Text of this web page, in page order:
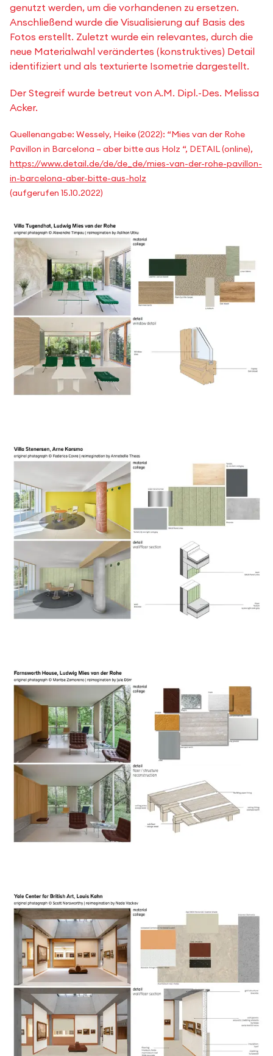
genutzt werden, um die vorhandenen zu ersetzen.
Anschließend wurde die Visualisierung auf Basis des
Fotos erstellt. Zuletzt wurde ein relevantes, durch die
neue Materialwahl verändertes (konstruktives) Detail
identifiziert und als texturierte Isometrie dargestellt.
Der Stegreif wurde betreut von A.M. Dipl.-Des. Melissa
Acker.
Quellenangabe: Wessely, Heike (2022): “Mies van der Rohe
Pavillon in Barcelona – aber bitte aus Holz “, DETAIL (online),
https://www.detail.de/de/de_de/mies-van-der-rohe-pavillon-
in-barcelona-aber-bitte-aus-holz
(aufgerufen 15.10.2022)